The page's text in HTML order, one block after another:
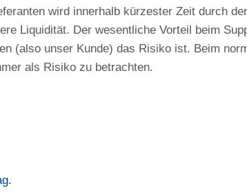
wird innerhalb kürzester Zeit durch
Liquidität. Der wesentliche Vorteil beim
(also unser Kunde) das Risiko ist. Beim
als Risiko zu betrachten.